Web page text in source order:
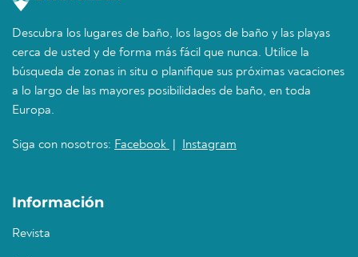
Descubra los lugares de baño, los lagos de baño y las playas
cerca de usted y de forma más fácil que nunca. Utilice la
búsqueda de zonas in situ o planifique sus próximas vacaciones
a lo largo de las mayores posibilidades de baño, en toda
Europa.
Siga con nosotros: Facebook Instagram
Información
Revista